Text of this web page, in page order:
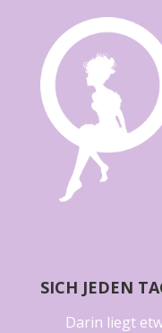
SICH JEDEN
Darin liegt